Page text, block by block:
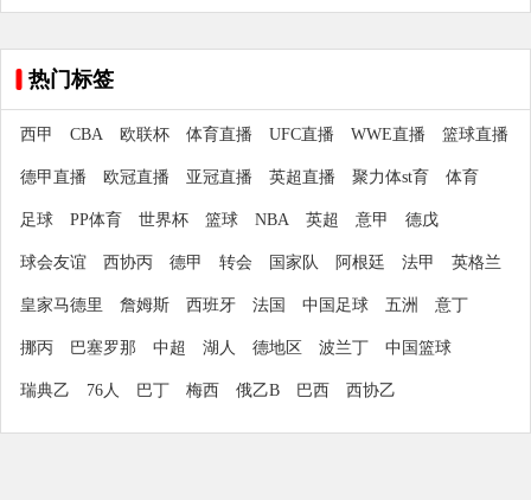
热门标签
西甲 CBA 欧联杯 体育直播 UFC直播 WWE直播 篮球直播
德甲直播 欧冠直播 亚冠直播 英超直播 聚力体st育 体育
足球 PP体育 世界杯 篮球 NBA 英超 意甲 德戊
球会友谊 西协丙 德甲 转会 国家队 阿根廷 法甲 英格兰
皇家马德里 詹姆斯 西班牙 法国 中国足球 五洲 意丁
挪丙 巴塞罗那 中超 湖人 德地区 波兰丁 中国篮球
瑞典乙 76人 巴丁 梅西 俄乙B 巴西 西协乙